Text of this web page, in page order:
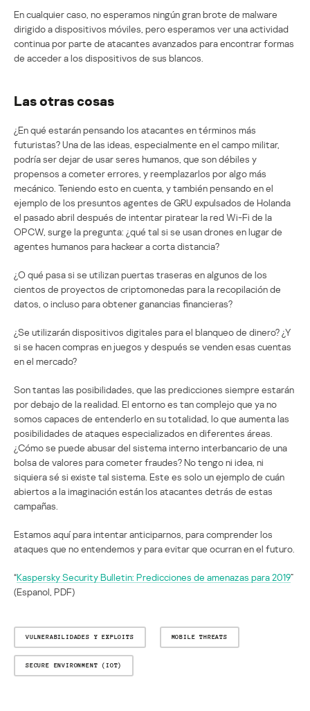
En cualquier caso, no esperamos ningún gran brote de malware
dirigido a dispositivos móviles, pero esperamos ver una actividad
continua por parte de atacantes avanzados para encontrar formas
de acceder a los dispositivos de sus blancos.
Las otras cosas
¿En qué estarán pensando los atacantes en términos más
futuristas? Una de las ideas, especialmente en el campo militar,
podría ser dejar de usar seres humanos, que son débiles y
propensos a cometer errores, y reemplazarlos por algo más
mecánico. Teniendo esto en cuenta, y también pensando en el
ejemplo de los presuntos agentes de GRU expulsados de Holanda
el pasado abril después de intentar piratear la red Wi-Fi de la
OPCW, surge la pregunta: ¿qué tal si se usan drones en lugar de
agentes humanos para hackear a corta distancia?
¿O qué pasa si se utilizan puertas traseras en algunos de los
cientos de proyectos de criptomonedas para la recopilación de
datos, o incluso para obtener ganancias financieras?
¿Se utilizarán dispositivos digitales para el blanqueo de dinero? ¿Y
si se hacen compras en juegos y después se venden esas cuentas
en el mercado?
Son tantas las posibilidades, que las predicciones siempre estarán
por debajo de la realidad. El entorno es tan complejo que ya no
somos capaces de entenderlo en su totalidad, lo que aumenta las
posibilidades de ataques especializados en diferentes áreas.
¿Cómo se puede abusar del sistema interno interbancario de una
bolsa de valores para cometer fraudes? No tengo ni idea, ni
siquiera sé si existe tal sistema. Este es solo un ejemplo de cuán
abiertos a la imaginación están los atacantes detrás de estas
campañas.
Estamos aquí para intentar anticiparnos, para comprender los
ataques que no entendemos y para evitar que ocurran en el futuro.
“Kaspersky Security Bulletin: Predicciones de amenazas para 2019”
(Espanol, PDF)
VULNERABILIDADES Y EXPLOITS MOBILE THREATS
SECURE ENVIRONMENT (IOT)